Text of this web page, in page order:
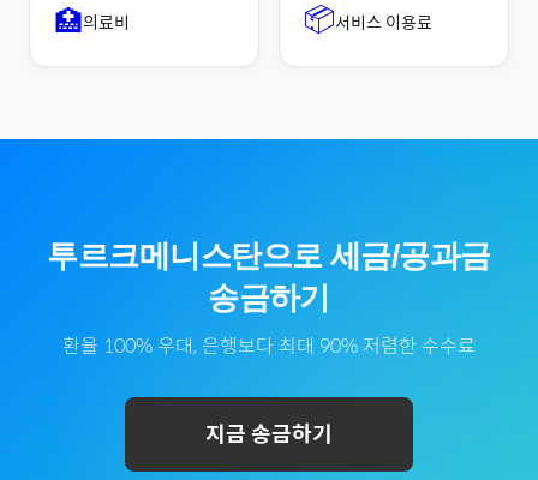
🏥의료비 📦서비스 이용료
투르크메니스탄으로 세금/공과금
송금하기
환율 100% 우대, 은행보다 최대 90% 저렴한 수수료
지금 송금하기